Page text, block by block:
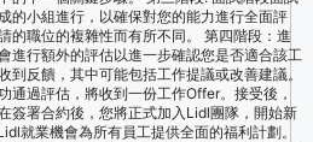
的小組進行，以確保對您的能力進行全面評
的職位的複雜性而有所不同。 第四階段：進
進行額外的評估以進一步確認您是否適合該工
到反饋，其中可能包括工作提議或改善建議。
通過評估，將收到一份工作Offer。接受後，
簽署合約後，您將正式加入Lidl團隊，開始新
就業機會為所有員工提供全面的福利計劃。